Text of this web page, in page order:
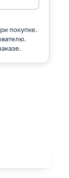
покупке.